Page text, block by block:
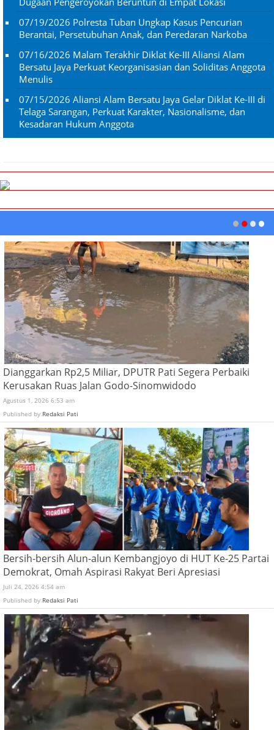
07/19/2026 Polresta Tuban Ungkap Kasus Pencurian
Berantai, Persetubuhan Anak, dan Peredaran Narkoba
07/16/2026 Malam Terakhir Diklat Ke-III Aliansi Alam
Bersatu Jaya Perkuat Keorganisasian dan Soliditas Anggota
Menulis
07/15/2026 Aliansi Alam Bersatu Jaya Gelar Diklat Ke-III di
Telaga Sarangan, Perkuat Karakter, Nasionalisme, dan
Kesadaran Hukum Anggota
Dianggarkan Rp2,5 Miliar, DPUTR Pati Segera Perbaiki
Kerusakan Ruas Jalan Godo-Sinomwidodo
Agustus 1, 2026 6:53 am
Published by Redaksi Pati
Bersih-bersih Alun-alun Kembangjoyo di HUT Ke-25 Partai
Demokrat, Omah Aspirasi Rakyat Beri Apresiasi
Juli 24, 2026 4:54 am
Published by Redaksi Pati